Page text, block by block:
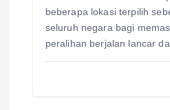
beberapa lokasi terpilih
seluruh negara bagi
peralihan berjalan lancar